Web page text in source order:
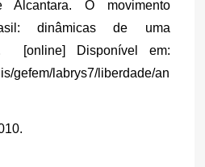
Alcantara. O movimento
dinâmicas de uma
[online] Disponível em:
gefem/labrys7/liberdade/an